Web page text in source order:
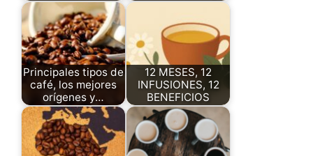
Principales tipos de
café, los mejores
orígenes y…
12 MESES, 12
INFUSIONES, 12
BENEFICIOS